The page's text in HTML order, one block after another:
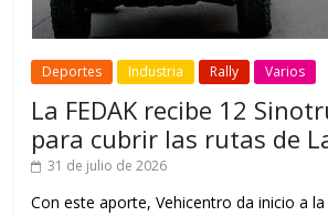
Deportes Industria Rally Varios
La FEDAK recibe 12
para cubrir las rutas de
31 de julio de 2026
Con este aporte, Vehicentro da inicio a la